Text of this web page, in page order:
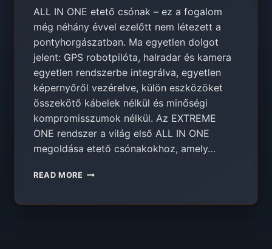
ALL IN ONE etető csónak – ez a fogalom
még néhány évvel ezelőtt nem létezett a
pontyhorgászatban. Ma egyetlen dolgot
jelent: GPS robotpilóta, halradar és kamera
egyetlen rendszerbe integrálva, egyetlen
képernyőről vezérelve, külön eszközöket
összekötő kábelek nélkül és minőségi
kompromisszumok nélkül. Az EXTREME
ONE rendszer a világ első ALL IN ONE
megoldása etető csónakokhoz, amely…
READ MORE ALL